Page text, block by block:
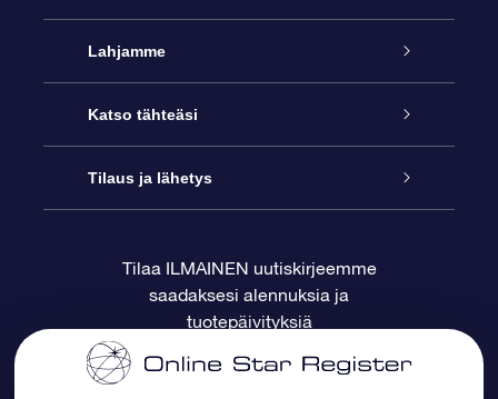
Palvelu
Ota meihin yhteyttä
Blogi
Arvostelut
Lahjamme
Online Star -lahja
OSR-lahjapakkaus
OSR-lahjakortti
Yrityslahjat
Katso tähteäsi
Star Register
Henkilökohtainen Tähtisivu
One Million Stars
Tilaus ja lähetys
Maksutiedot
Toimitustiedot
Tilaa ILMAINEN uutiskirjeemme
saadaksesi alennuksia ja
tuotepäivityksiä